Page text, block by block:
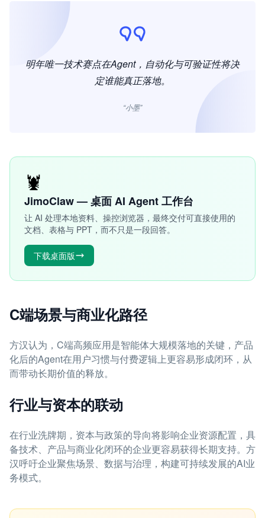
明年唯一技术赛点在Agent，自动化与可验证性将决
定谁能真正落地。
“小墨”
🦞
JimoClaw — 桌面 AI Agent 工作台
让 AI 处理本地资料、操控浏览器，最终交付可直接使用的
文档、表格与 PPT，而不只是一段回答。
下载桌面版
C端场景与商业化路径
方汉认为，C端高频应用是智能体大规模落地的关键，产品
化后的Agent在用户习惯与付费逻辑上更容易形成闭环，从
而带动长期价值的释放。
行业与资本的联动
在行业洗牌期，资本与政策的导向将影响企业资源配置，具
备技术、产品与商业化闭环的企业更容易获得长期支持。方
汉呼吁企业聚焦场景、数据与治理，构建可持续发展的AI业
务模式。